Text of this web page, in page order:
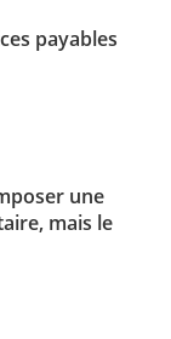
payables
une
mais le